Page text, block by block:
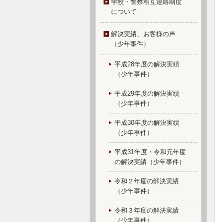
学校・警察相互連絡制度
について
解決実績、お客様の声
（少年事件）
平成28年度の解決実績
（少年事件）
平成29年度の解決実績
（少年事件）
平成30年度の解決実績
（少年事件）
平成31年度・令和元年度
の解決実績（少年事件）
令和２年度の解決実績
（少年事件）
令和３年度の解決実績
（少年事件）